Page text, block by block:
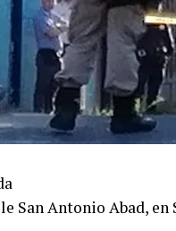
San Antonio Abad, en